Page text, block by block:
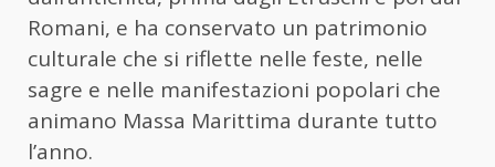
Romani, e ha conservato un patrimonio
culturale che si riflette nelle feste, nelle
sagre e nelle manifestazioni popolari che
animano Massa Marittima durante tutto
l’anno.